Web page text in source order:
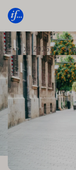
меню
2025